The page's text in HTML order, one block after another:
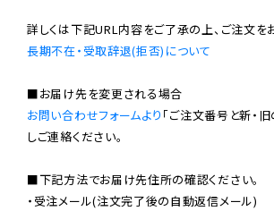
長期不在・受取辞退(拒否)について
お問い合わせフォームより 「ご注文番号と新・
しご連絡ください。
■下記方法でお届け先住所の確認ください。
・受注メール(注文完了後の自動返信メール)